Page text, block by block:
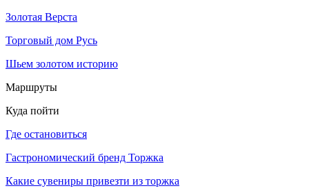
Золотая Верста
Торговый дом Русь
Шьем золотом историю
Маршруты
Куда пойти
Где остановиться
Гастрономический бренд Торжка
Какие сувениры привезти из торжка